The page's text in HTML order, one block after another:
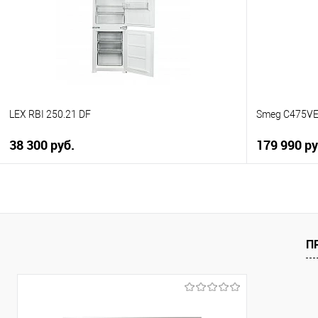
LEX RBI 250.21 DF
38 300 руб.
В наличии
Smeg C475VE
179 990
К
В